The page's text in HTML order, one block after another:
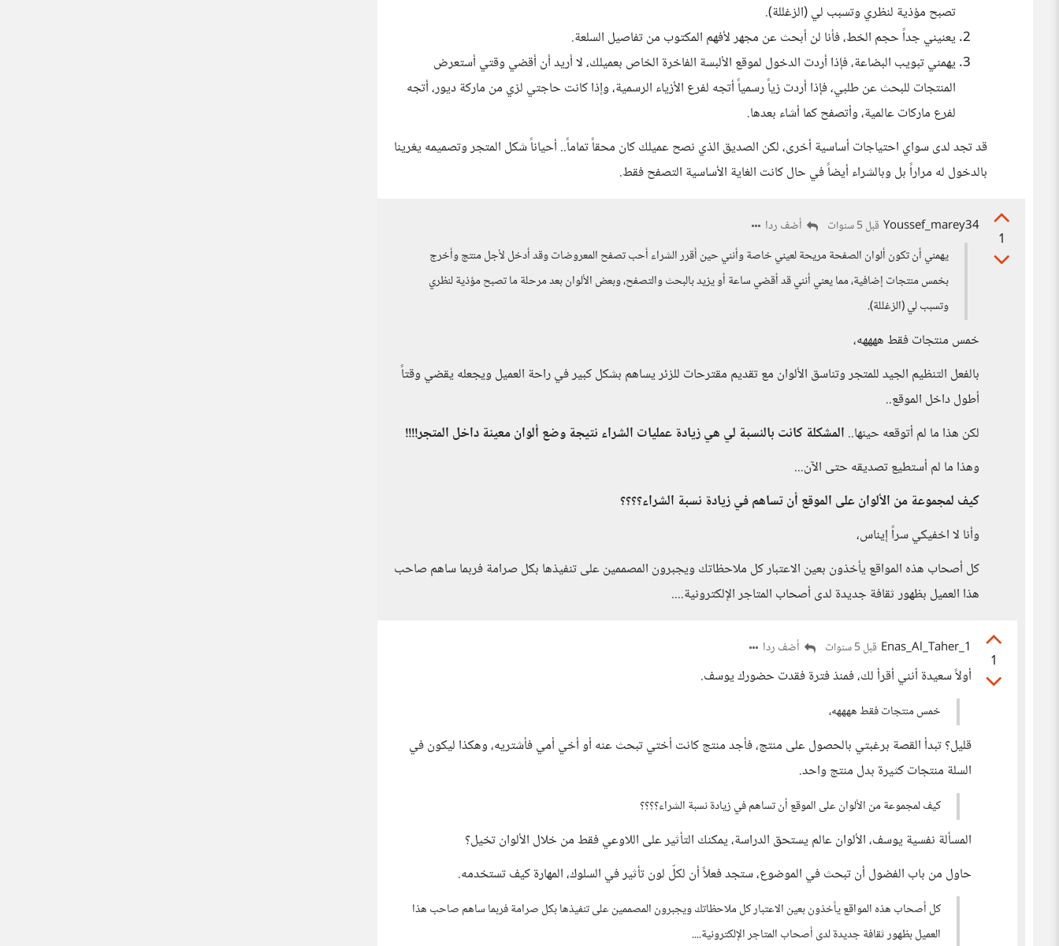
تصبح مؤذية لنظري وتسبب لي (الزغللة).
يعنيني جداً حجم الخط، فأنا لن أبحث عن مجهر لأفهم المكتوب من تفاصيل السلعة.
يهمني تبويب البضاعة، فإذا أردت الدخول لموقع الألبسة الفاخرة الخاص بعميلك، لا أريد أن أقضي وقتي أستعرض
المنتجات للبحث عن طلبي، فإذا أردت زياً رسمياً أتجه لفرع الأزياء الرسمية، وإذا كانت حاجتي لزي من ماركة ديور، أتجه
لفرع ماركات عالمية، وأتصفح كما أشاء بعدها.
قد تجد لدى سواي احتياجات أساسية أخرى، لكن الصديق الذي نصح عميلك كان محقاً تماماً.. أحياناً شكل المتجر وتصميمه يغرينا
بالدخول له مراراً بل وبالشراء أيضاً في حال كانت الغاية الأساسية التصفح فقط.
1
Youssef_marey34 قبل 5 سنوات
أضف ردا
يهمني أن تكون ألوان الصفحة مريحة لعيني خاصة وأنني حين أقرر الشراء أحب تصفح المعروضات وقد أدخل لأجل منتج وأخرج
بخمس منتجات إضافية، مما يعني أنني قد أقضي ساعة أو يزيد بالبحث والتصفح، وبعض الألوان بعد مرحلة ما تصبح مؤذية لنظري
وتسبب لي (الزغللة).
خمس منتجات فقط ههههه،
بالفعل التنظيم الجيد للمتجر وتناسق الألوان مع تقديم مقترحات للزئر يساهم بشكل كبير في راحة العميل ويجعله يقضي وقتاً
أطول داخل الموقع..
لكن هذا ما لم أتوقعه حينها.. المشكلة كانت بالنسبة لي هي زيادة عمليات الشراء نتيجة وضع ألوان معينة داخل المتجر!!!!
وهذا ما لم أستطيع تصديقه حتى الآن...
كيف لمجموعة من الألوان على الموقع أن تساهم في زيادة نسبة الشراء؟؟؟؟
وأنا لا اخفيكي سراً إيناس،
كل أصحاب هذه المواقع يأخذون بعين الاعتبار كل ملاحظاتك ويجبرون المصممين على تنفيذها بكل صرامة فربما ساهم صاحب
هذا العميل بظهور ثقافة جديدة لدى أصحاب المتاجر الإلكترونية....
1
Enas_Al_Taher_1 قبل 5 سنوات أضف ردا
أولاً سعيدة أنني أقرأ لك، فمنذ فترة فقدت حضورك يوسف.
خمس منتجات فقط ههههه،
قليل؟ تبدأ القصة برغبتي بالحصول على منتج، فأجد منتج كانت أختي تبحث عنه أو أخي أمي فأشتريه، وهكذا ليكون في
السلة منتجات كثيرة بدل منتج واحد.
كيف لمجموعة من الألوان على الموقع أن تساهم في زيادة نسبة الشراء؟؟؟؟
المسألة نفسية يوسف، الألوان عالم يستحق الدراسة، يمكنك التأثير على اللاوعي فقط من خلال الألوان تخيل؟
حاول من باب الفضول أن تبحث في الموضوع، ستجد فعلاً أن لكلّ لون تأثير في السلوك، المهارة كيف تستخدمه.
كل أصحاب هذه المواقع يأخذون بعين الاعتبار كل ملاحظاتك ويجبرون المصممين على تنفيذها بكل صرامة فربما ساهم صاحب هذا
العميل بظهور ثقافة جديدة لدى أصحاب المتاجر الإلكترونية....